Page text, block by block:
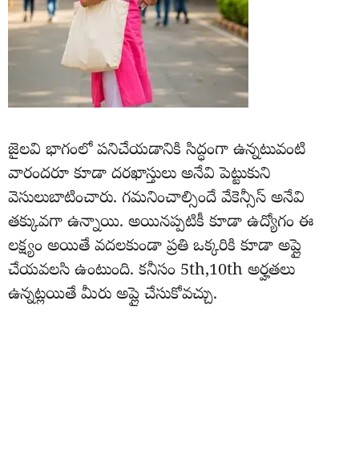
జైలవి భాగంలో పనిచేయడానికి సిద్ధంగా ఉన్నటువంటి
వారందరూ కూడా దరఖాస్తులు అనేవి పెట్టుకుని
వెసులుబాటించారు. గమనించాల్సిందే వేకెన్సీస్ అనేవి
తక్కువగా ఉన్నాయి. అయినప్పటికీ కూడా ఉద్యోగం ఈ
లక్ష్యం అయితే వదలకుండా ప్రతి ఒక్కరికి కూడా అప్లై
చేయవలసి ఉంటుంది. కనీసం 5th,10th అర్హతలు
ఉన్నట్లయితే మీరు అప్లై చేసుకోవచ్చు.